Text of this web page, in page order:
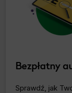
Bezpłatny
Sprawdź, jak